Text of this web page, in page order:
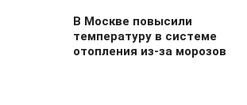
В Москве повысили
температуру в системе
отопления из-за морозов